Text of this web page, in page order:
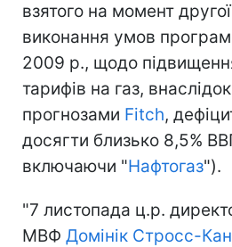
взятого на момент
виконання умов
2009 р., щодо
тарифів на газ,
прогнозами Fitch,
досягти близько 8,5%
включаючи "Нафтогаз").
"7 листопада ц.р.
МВФ Домінік Стросс-Кан